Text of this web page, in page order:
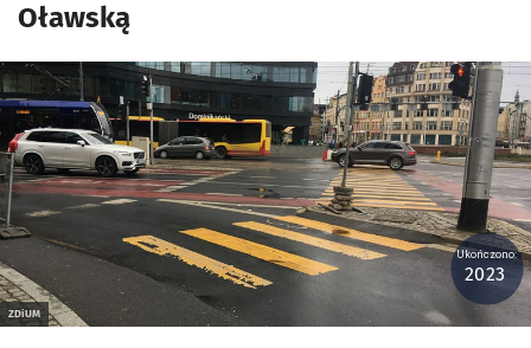
Oławską
Kliknij, aby powiększyć
ZDiUM
Ukończono:
2023